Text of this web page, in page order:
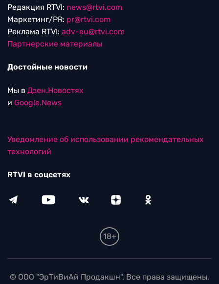
Редакция RTVI: news@rtvi.com
Маркетинг/PR: pr@rtvi.com
Реклама RTVI: adv-eu@rtvi.com
Партнерские материалы
Достойные новости
Мы в Дзен.Новостях
и Google.News
Уведомление об использовании рекомендательных
технологий
RTVI в соцсетях
18+
© ООО "ЭрТиВиАй Продакшн". Все права защищены.